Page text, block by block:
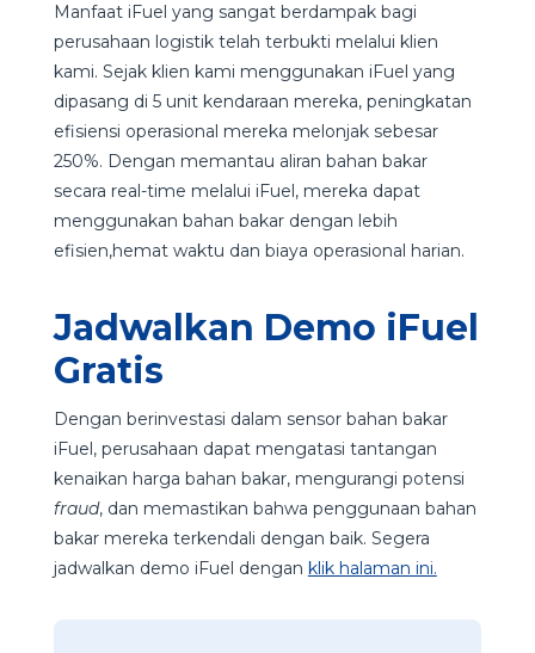
Manfaat iFuel yang sangat berdampak bagi
perusahaan logistik telah terbukti melalui klien
kami. Sejak klien kami menggunakan iFuel yang
dipasang di 5 unit kendaraan mereka, peningkatan
efisiensi operasional mereka melonjak sebesar
250%. Dengan memantau aliran bahan bakar
secara real-time melalui iFuel, mereka dapat
menggunakan bahan bakar dengan lebih
efisien,hemat waktu dan biaya operasional harian.
Jadwalkan Demo iFuel
Gratis
Dengan berinvestasi dalam sensor bahan bakar
iFuel, perusahaan dapat mengatasi tantangan
kenaikan harga bahan bakar, mengurangi potensi
fraud, dan memastikan bahwa penggunaan bahan
bakar mereka terkendali dengan baik. Segera
jadwalkan demo iFuel dengan klik halaman ini.